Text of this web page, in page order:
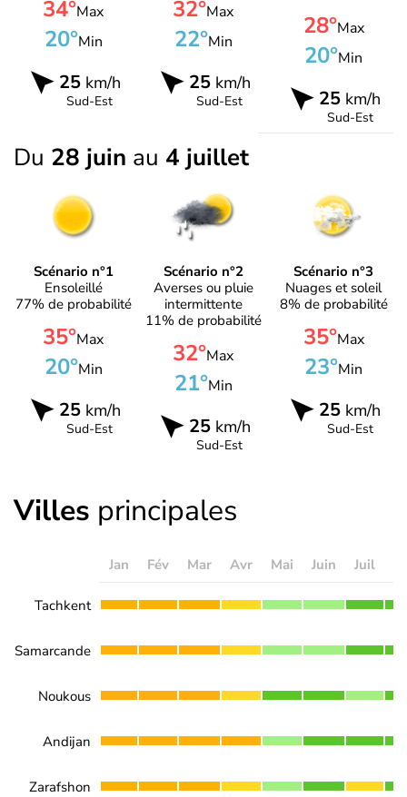
34°Max
20°Min
25km/h
Sud-Est
32°Max
22°Min
25km/h
Sud-Est
28°Max
20°Min
25 km/h
Sud-Est
Du 28 juin au 4 juillet
Scénario n°1
Ensoleillé
77% de probabilité
35°Max
20°Min
25km/h
Sud-Est
Scénario n°2
Averses ou pluie
intermittente
11% de probabilité
32°Max
21°Min
25km/h
Sud-Est
Scénario n°3
Nuages et soleil
8% de probabilité
35°Max
23°Min
25 km/h
Sud-Est
Villes principales
Jan Fév Mar Avr Mai Juin Juil
Tachkent
Samarcande
Noukous
Andijan
Zarafshon